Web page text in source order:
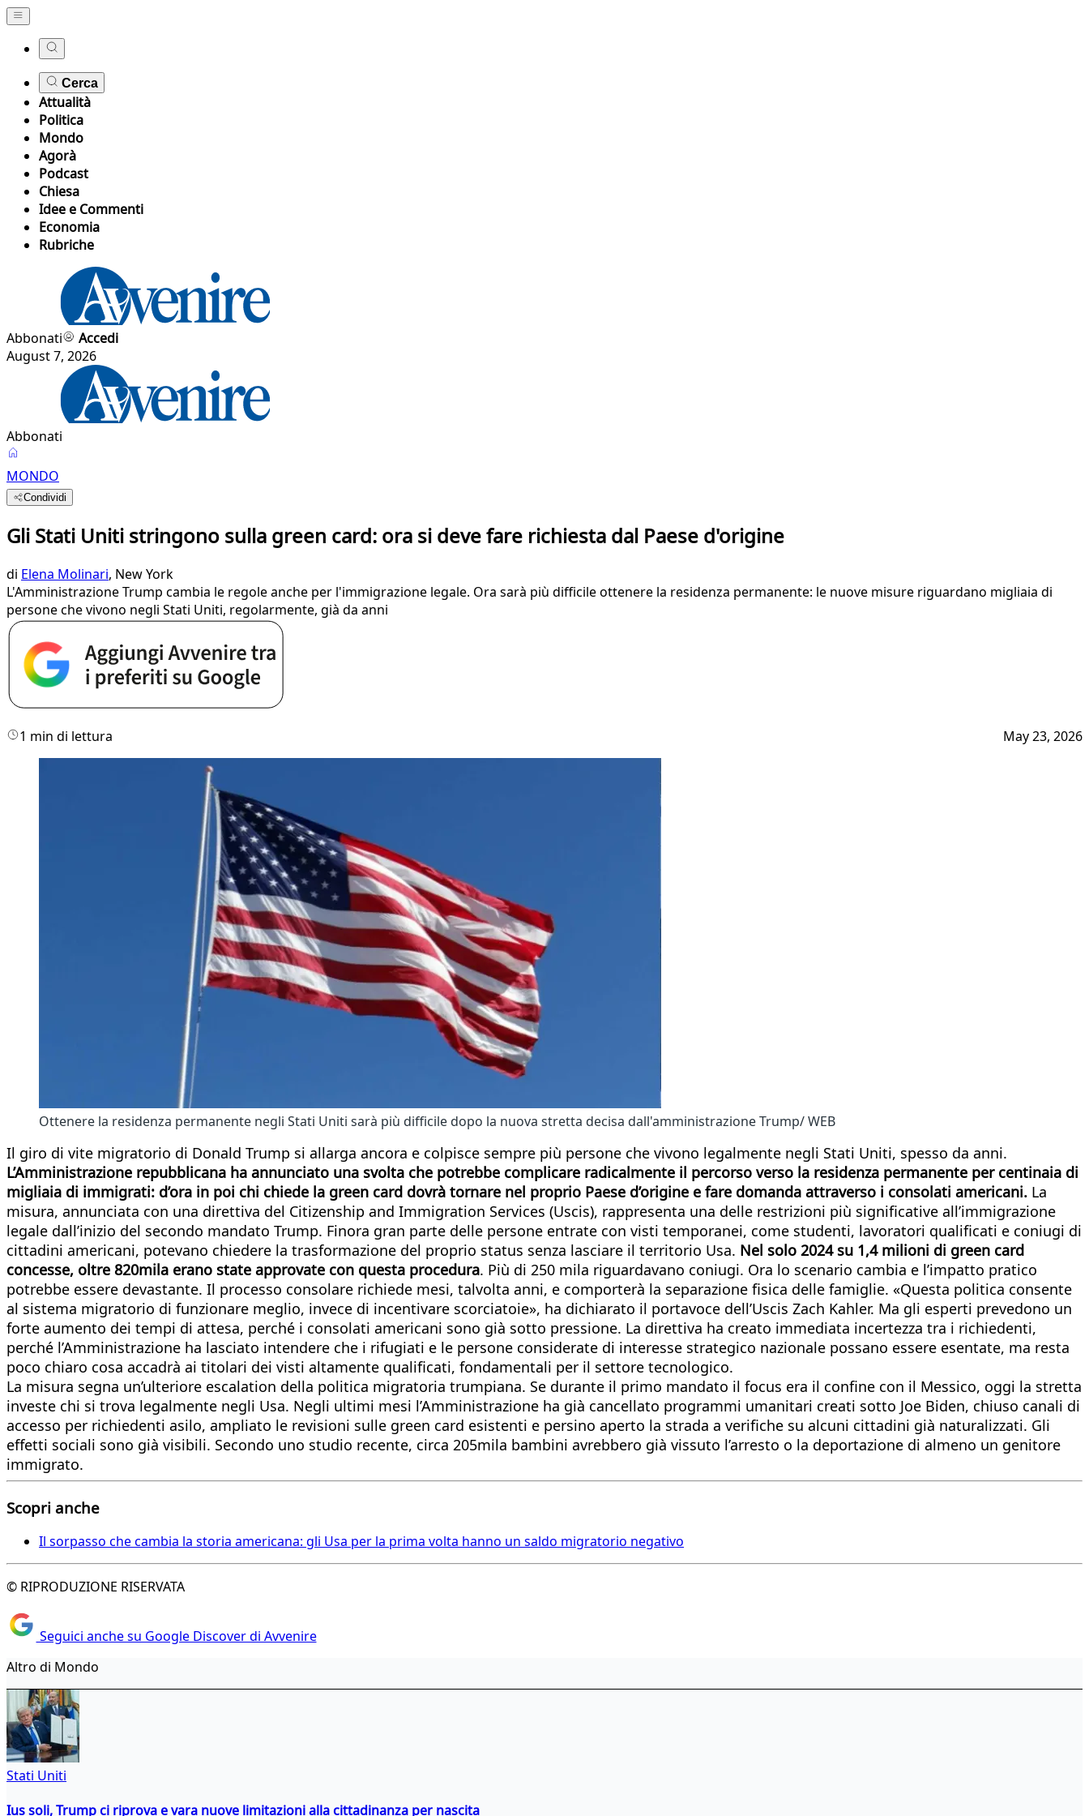
Cerca
Attualità
Politica
Mondo
Agorà
Podcast
Chiesa
Idee e Commenti
Economia
Rubriche
Abbonati
Accedi
August 7, 2026
Abbonati
MONDO
Condividi
Gli Stati Uniti stringono sulla green card: ora si deve fare richiesta dal Paese d'origine
di Elena Molinari, New York
L'Amministrazione Trump cambia le regole anche per l'immigrazione legale. Ora sarà più difficile ottenere la residenza permanente: le nuove misure riguardano migliaia di
persone che vivono negli Stati Uniti, regolarmente, già da anni
1 min di lettura May 23, 2026
Ottenere la residenza permanente negli Stati Uniti sarà più difficile dopo la nuova stretta decisa dall'amministrazione Trump/ WEB
Il giro di vite migratorio di Donald Trump si allarga ancora e colpisce sempre più persone che vivono legalmente negli Stati Uniti, spesso da anni.
L’Amministrazione repubblicana ha annunciato una svolta che potrebbe complicare radicalmente il percorso verso la residenza permanente per centinaia di
migliaia di immigrati: d’ora in poi chi chiede la green card dovrà tornare nel proprio Paese d’origine e fare domanda attraverso i consolati americani. La
misura, annunciata con una direttiva del Citizenship and Immigration Services (Uscis), rappresenta una delle restrizioni più significative all’immigrazione
legale dall’inizio del secondo mandato Trump. Finora gran parte delle persone entrate con visti temporanei, come studenti, lavoratori qualificati e coniugi di
cittadini americani, potevano chiedere la trasformazione del proprio status senza lasciare il territorio Usa. Nel solo 2024 su 1,4 milioni di green card
concesse, oltre 820mila erano state approvate con questa procedura. Più di 250 mila riguardavano coniugi. Ora lo scenario cambia e l’impatto pratico
potrebbe essere devastante. Il processo consolare richiede mesi, talvolta anni, e comporterà la separazione fisica delle famiglie. «Questa politica consente
al sistema migratorio di funzionare meglio, invece di incentivare scorciatoie», ha dichiarato il portavoce dell’Uscis Zach Kahler. Ma gli esperti prevedono un
forte aumento dei tempi di attesa, perché i consolati americani sono già sotto pressione. La direttiva ha creato immediata incertezza tra i richiedenti,
perché l’Amministrazione ha lasciato intendere che i rifugiati e le persone considerate di interesse strategico nazionale possano essere esentate, ma resta
poco chiaro cosa accadrà ai titolari dei visti altamente qualificati, fondamentali per il settore tecnologico.
La misura segna un’ulteriore escalation della politica migratoria trumpiana. Se durante il primo mandato il focus era il confine con il Messico, oggi la stretta
investe chi si trova legalmente negli Usa. Negli ultimi mesi l’Amministrazione ha già cancellato programmi umanitari creati sotto Joe Biden, chiuso canali di
accesso per richiedenti asilo, ampliato le revisioni sulle green card esistenti e persino aperto la strada a verifiche su alcuni cittadini già naturalizzati. Gli
effetti sociali sono già visibili. Secondo uno studio recente, circa 205mila bambini avrebbero già vissuto l’arresto o la deportazione di almeno un genitore
immigrato.
Scopri anche
Il sorpasso che cambia la storia americana: gli Usa per la prima volta hanno un saldo migratorio negativo
© RIPRODUZIONE RISERVATA
Seguici anche su Google Discover di Avvenire
Altro di Mondo
Stati Uniti
Ius soli, Trump ci riprova e vara nuove limitazioni alla cittadinanza per nascita